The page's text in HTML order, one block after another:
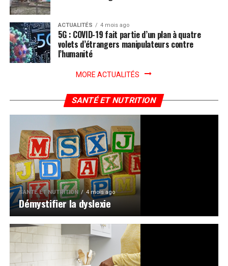
ACTUALITÉS 4 mois ago
5G : COVID-19 fait partie d’un plan à quatre
volets d’étrangers manipulateurs contre
l’humanité
MORE ACTUALITÉS
SANTÉ ET NUTRITION
SANTÉ ET NUTRITION 4 mois ago
Démystifier la dyslexie